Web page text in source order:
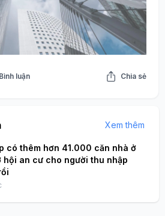
luận Chia sẻ
Xem thêm
có thêm hơn 41.000 căn nhà ở
hội an cư cho người thu nhập